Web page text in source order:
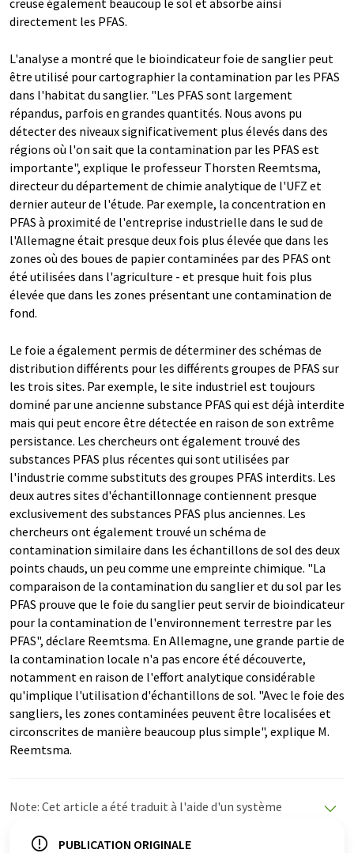
creuse également beaucoup le sol et absorbe ainsi
directement les PFAS.
L'analyse a montré que le bioindicateur foie de sanglier peut
être utilisé pour cartographier la contamination par les PFAS
dans l'habitat du sanglier. "Les PFAS sont largement
répandus, parfois en grandes quantités. Nous avons pu
détecter des niveaux significativement plus élevés dans des
régions où l'on sait que la contamination par les PFAS est
importante", explique le professeur Thorsten Reemtsma,
directeur du département de chimie analytique de l'UFZ et
dernier auteur de l'étude. Par exemple, la concentration en
PFAS à proximité de l'entreprise industrielle dans le sud de
l'Allemagne était presque deux fois plus élevée que dans les
zones où des boues de papier contaminées par des PFAS ont
été utilisées dans l'agriculture - et presque huit fois plus
élevée que dans les zones présentant une contamination de
fond.
Le foie a également permis de déterminer des schémas de
distribution différents pour les différents groupes de PFAS sur
les trois sites. Par exemple, le site industriel est toujours
dominé par une ancienne substance PFAS qui est déjà interdite
mais qui peut encore être détectée en raison de son extrême
persistance. Les chercheurs ont également trouvé des
substances PFAS plus récentes qui sont utilisées par
l'industrie comme substituts des groupes PFAS interdits. Les
deux autres sites d'échantillonnage contiennent presque
exclusivement des substances PFAS plus anciennes. Les
chercheurs ont également trouvé un schéma de
contamination similaire dans les échantillons de sol des deux
points chauds, un peu comme une empreinte chimique. "La
comparaison de la contamination du sanglier et du sol par les
PFAS prouve que le foie du sanglier peut servir de bioindicateur
pour la contamination de l'environnement terrestre par les
PFAS", déclare Reemtsma. En Allemagne, une grande partie de
la contamination locale n'a pas encore été découverte,
notamment en raison de l'effort analytique considérable
qu'implique l'utilisation d'échantillons de sol. "Avec le foie des
sangliers, les zones contaminées peuvent être localisées et
circonscrites de manière beaucoup plus simple", explique M.
Reemtsma.
Note: Cet article a été traduit à l'aide d'un système
propose ces traductions automatiques pour présenter
PUBLICATION ORIGINALE